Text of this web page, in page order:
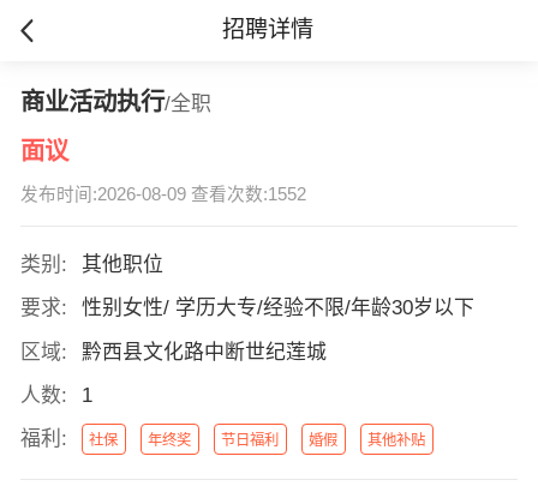
招聘详情
商业活动执行/全职
面议
发布时间:2026-08-09 查看次数:1552
类别:
其他职位
要求:
性别女性/ 学历大专/经验不限/年龄30岁以下
区域:
黔西县文化路中断世纪莲城
人数:
1
福利:
社保 年终奖 节日福利 婚假 其他补贴